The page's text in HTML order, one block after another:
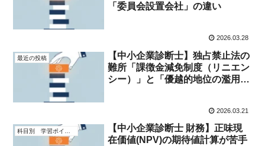
「委員会設置会社」の違い
2026.03.28
最近の投稿
【中小企業診断士】独占禁止法の
難所「課徴金減免制度（リニエン
シー）」と「優越的地位の濫用」
2026.03.21
【中小企業診断士 財務】正味現
在価値(NPV)の期待値計算が苦手